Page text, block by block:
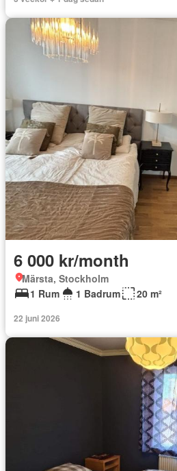
6 000 kr/month
Märsta, Stockholm
1 Rum
1 Badrum 20 m²
22 juni 2026